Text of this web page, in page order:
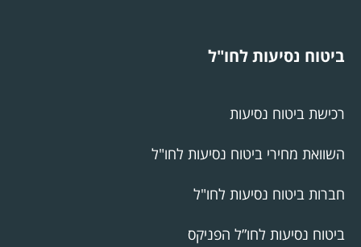
ביטוח נסיעות לחו"ל
רכישת ביטוח נסיעות
השוואת מחירי ביטוח נסיעות לחו"ל
חברות ביטוח נסיעות לחו"ל
ביטוח נסיעות לחו”ל הפניקס